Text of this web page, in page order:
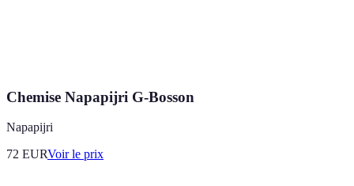
Chemise Napapijri G-Bosson
Napapijri
72 EURVoir le prix